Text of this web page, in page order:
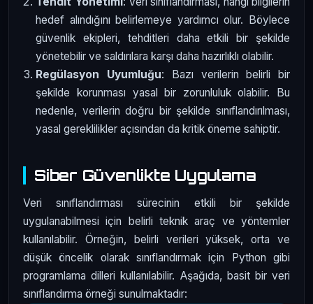
hedef alındığını belirlemeye yardımcı olur. Böylece
güvenlik ekipleri, tehditleri daha etkili bir şekilde
yönetebilir ve saldırılara karşı daha hazırlıklı olabilir.
Regülasyon Uyumluğu: Bazı verilerin belirli bir
şekilde korunması yasal bir zorunluluk olabilir. Bu
nedenle, verilerin doğru bir şekilde sınıflandırılması,
yasal gereklilikler açısından da kritik öneme sahiptir.
Siber Güvenlikte Uygulama
Veri sınıflandırması sürecinin etkili bir şekilde
uygulanabilmesi için belirli teknik araç ve yöntemler
kullanılabilir. Örneğin, belirli verileri yüksek, orta ve
düşük öncelik olarak sınıflandırmak için Python gibi
programlama dilleri kullanılabilir. Aşağıda, basit bir veri
sınıflandırma örneği sunulmaktadır: